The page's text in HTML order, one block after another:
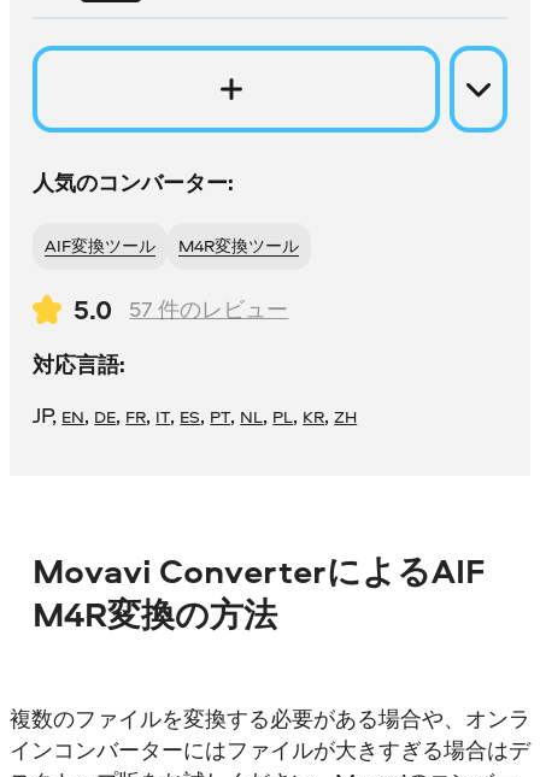
人気のコンバーター:
AIF変換ツール M4R変換ツール
5.0 57 件のレビュー
対応言語:
JP, EN, DE, FR, IT, ES, PT, NL, PL, KR,ZH
Movavi ConverterによるAIF
M4R変換の方法
複数のファイルを変換する必要がある場合や、オンラ
インコンバーターにはファイルが大きすぎる場合はデ